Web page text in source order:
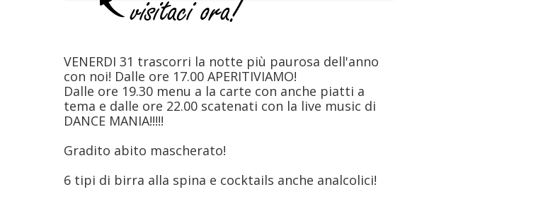
VENERDI 31 trascorri la notte più paurosa dell'anno
con noi! Dalle ore 17.00 APERITIVIAMO!
Dalle ore 19.30 menu a la carte con anche piatti a
tema e dalle ore 22.00 scatenati con la live music di
DANCE MANIA!!!!!
Gradito abito mascherato!
6 tipi di birra alla spina e cocktails anche analcolici!